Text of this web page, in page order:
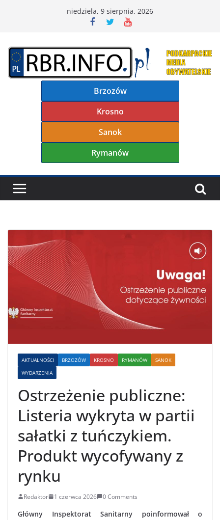
niedziela, 9 sierpnia, 2026
Brzozów
Krosno
Sanok
Rymanów
AKTUALNOŚCI BRZOZÓW KROSNO RYMANÓW
SANOK
WYDARZENIA
Ostrzeżenie publiczne:
Listeria wykryta w partii
sałatki z tuńczykiem.
Produkt wycofywany z
rynku
Redaktor 1 czerwca 2026 0 Comments
Główny Inspektorat Sanitarny poinformował o